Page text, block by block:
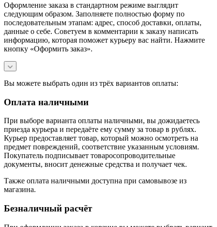
Оформление заказа в стандартном режиме выглядит
следующим образом. Заполняете полностью форму по
последовательным этапам: адрес, способ доставки, оплаты,
данные о себе. Советуем в комментарии к заказу написать
информацию, которая поможет курьеру вас найти. Нажмите
кнопку «Оформить заказ».
Вы можете выбрать один из трёх вариантов оплаты:
Оплата наличными
При выборе варианта оплаты наличными, вы дожидаетесь
приезда курьера и передаёте ему сумму за товар в рублях.
Курьер предоставляет товар, который можно осмотреть на
предмет повреждений, соответствие указанным условиям.
Покупатель подписывает товаросопроводительные
документы, вносит денежные средства и получает чек.
Также оплата наличными доступна при самовывозе из
магазина.
Безналичный расчёт